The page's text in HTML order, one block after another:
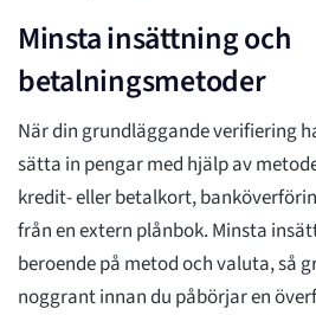
Minsta insättning och
betalningsmetoder
När din grundläggande verifiering
sätta in pengar med hjälp av
kredit- eller betalkort,
från en extern plånbok. Minsta
beroende på metod och valuta, så
noggrant innan du påbörjar en